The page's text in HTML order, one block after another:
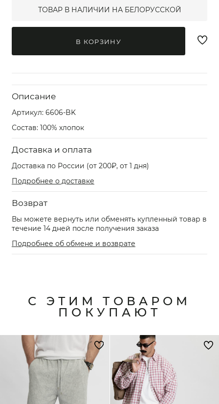
ТОВАР В НАЛИЧИИ НА БЕЛОРУССКОЙ
В КОРЗИНУ
Описание
Артикул: 6606-BK
Состав: 100% хлопок
Доставка и оплата
Доставка по России (от 200₽, от 1 дня)
Подробнее о доставке
Возврат
Вы можете вернуть или обменять купленный товар в
течение 14 дней после получения заказа
Подробнее об обмене и возврате
С ЭТИМ ТОВАРОМ
ПОКУПАЮТ